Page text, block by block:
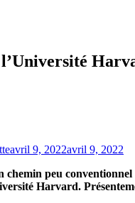
avril 9, 2022avril 9, 2022
peu
Harvard.